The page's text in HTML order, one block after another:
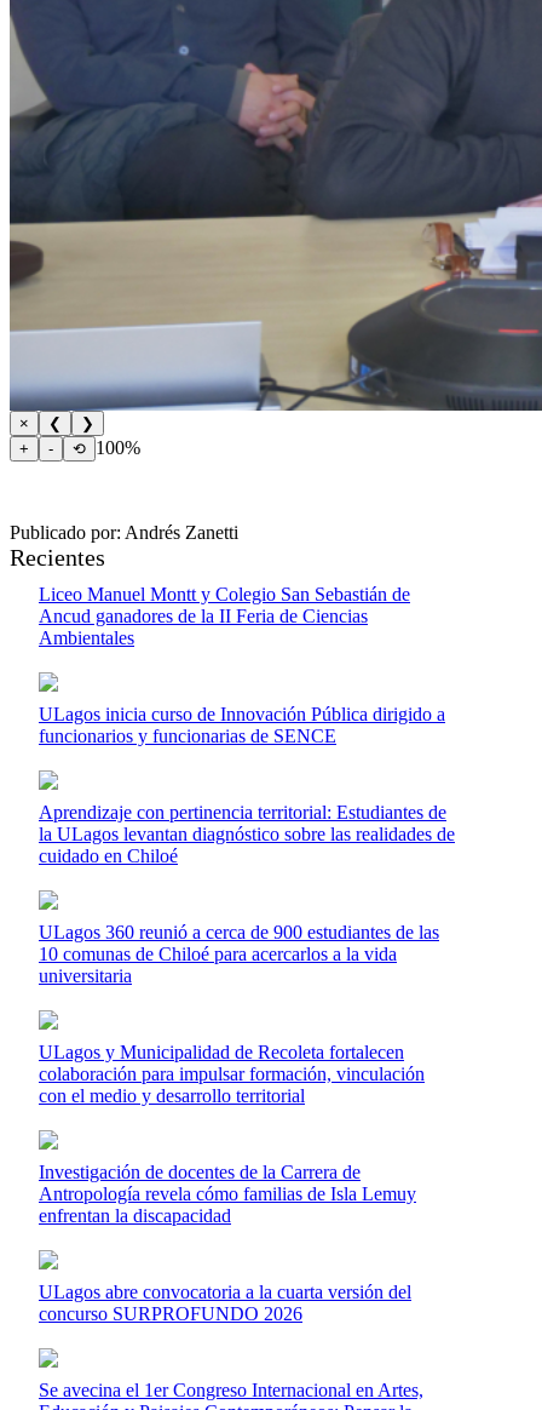
× ❮
❯
+
- ⟲ 100%
Publicado por: Andrés Zanetti
Recientes
Liceo Manuel Montt y Colegio San Sebastián de
Ancud ganadores de la II Feria de Ciencias
Ambientales
ULagos inicia curso de Innovación Pública dirigido a
funcionarios y funcionarias de SENCE
Aprendizaje con pertinencia territorial: Estudiantes de
la ULagos levantan diagnóstico sobre las realidades de
cuidado en Chiloé
ULagos 360 reunió a cerca de 900 estudiantes de las
10 comunas de Chiloé para acercarlos a la vida
universitaria
ULagos y Municipalidad de Recoleta fortalecen
colaboración para impulsar formación, vinculación
con el medio y desarrollo territorial
Investigación de docentes de la Carrera de
Antropología revela cómo familias de Isla Lemuy
enfrentan la discapacidad
ULagos abre convocatoria a la cuarta versión del
concurso SURPROFUNDO 2026
Se avecina el 1er Congreso Internacional en Artes,